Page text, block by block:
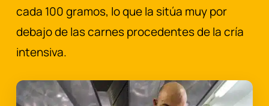
cada 100 gramos, lo que la sitúa muy por
debajo de las carnes procedentes de la cría
intensiva.